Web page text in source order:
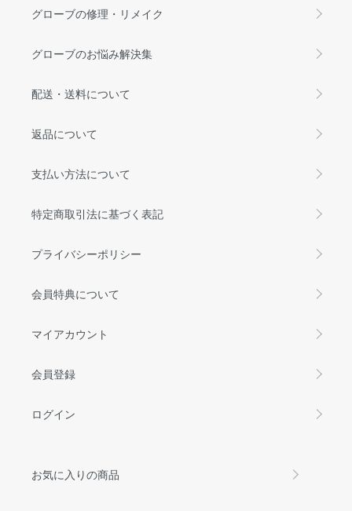
グローブの修理・リメイク
グローブのお悩み解決集
配送・送料について
返品について
支払い方法について
特定商取引法に基づく表記
プライバシーポリシー
会員特典について
マイアカウント
会員登録
ログイン
お気に入りの商品